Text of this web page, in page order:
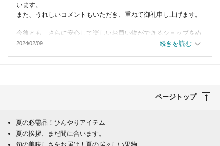
います。
また、うれしいコメントもいただき、重ねて御礼申し上げます。
今後とも、さらに安心して楽しいお買い物ができるショップをめ
ざして、
2024/02/09 続きを読む
ページトップ
夏の必需品！ひんやりアイテム
夏の挨拶、まだ間に合います。
旬の美味しさをお届け！夏の瑞々しい果物